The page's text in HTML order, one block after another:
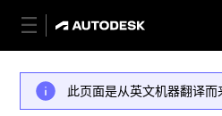
此页面是从英文机器翻译而